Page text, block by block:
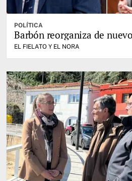
POLÍTICA
Barbón reorganiza de
EL FIELATO Y EL NORA